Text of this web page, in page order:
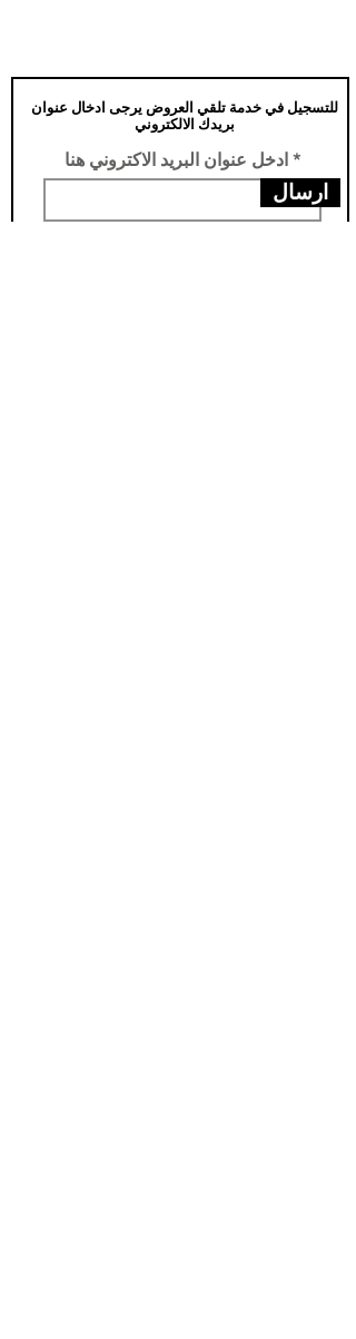
للتسجيل في خدمة تلقي العروض يرجى ادخال عنوان
بريدك الالكتروني
ادخل عنوان البريد الاكتروني هنا
ارسال